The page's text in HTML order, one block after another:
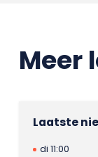
Meer
Laatste
di 11:00